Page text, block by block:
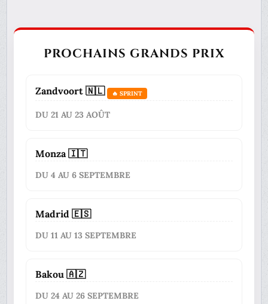
PROCHAINS GRANDS PRIX
Zandvoort 🇳🇱 🔥 SPRINT
DU 21 AU 23 AOÛT
Monza 🇮🇹
DU 4 AU 6 SEPTEMBRE
Madrid 🇪🇸
DU 11 AU 13 SEPTEMBRE
Bakou 🇦🇿
DU 24 AU 26 SEPTEMBRE